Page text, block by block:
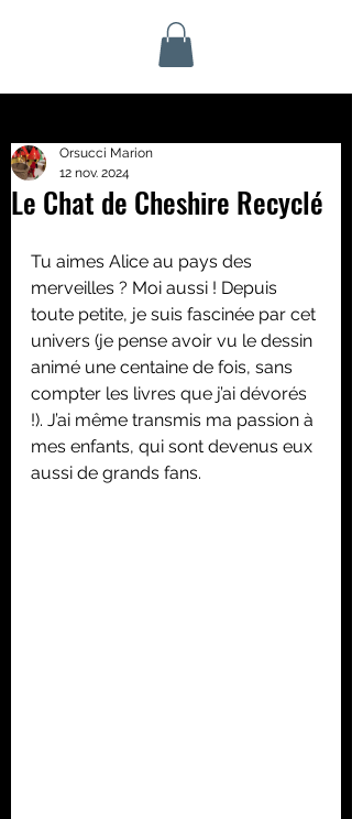
Le Chat de Cheshire Recyclé
Orsucci Marion
12 nov. 2024
Tu aimes Alice au pays des
merveilles ? Moi aussi ! Depuis
toute petite, je suis fascinée par cet
univers (je pense avoir vu le dessin
animé une centaine de fois, sans
compter les livres que j’ai dévorés
!). J’ai même transmis ma passion à
mes enfants, qui sont devenus eux
aussi de grands fans.